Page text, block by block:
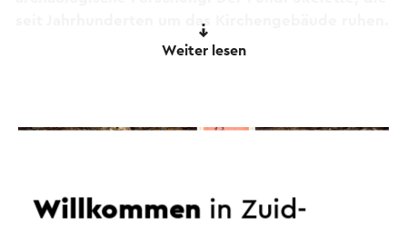
seit Jahrhunderten um das Kirchengebäude ruhen.
Darunter auch der Riese von Brunssum, der seinen
Weiter lesen
Willkommen in Zuid-